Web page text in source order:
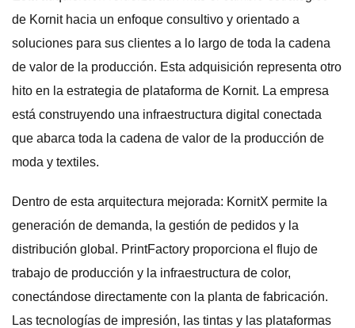
de Kornit hacia un enfoque consultivo y orientado a
soluciones para sus clientes a lo largo de toda la cadena
de valor de la producción. Esta adquisición representa otro
hito en la estrategia de plataforma de Kornit. La empresa
está construyendo una infraestructura digital conectada
que abarca toda la cadena de valor de la producción de
moda y textiles.
Dentro de esta arquitectura mejorada: KornitX permite la
generación de demanda, la gestión de pedidos y la
distribución global. PrintFactory proporciona el flujo de
trabajo de producción y la infraestructura de color,
conectándose directamente con la planta de fabricación.
Las tecnologías de impresión, las tintas y las plataformas